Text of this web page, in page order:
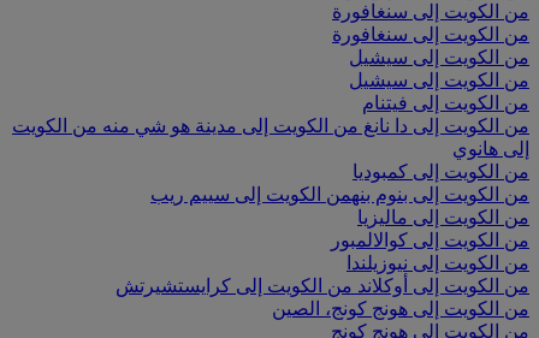
من الكويت إلى سنغافورة
من الكويت إلى سنغافورة
من الكويت إلى سيشيل
من الكويت إلى سيشيل
من الكويت إلى فيتنام
من الكويت إلى دا نانغ من الكويت إلى مدينة هو شي منه من الكويت
إلى هانوي
من الكويت إلى كمبوديا
من الكويت إلى بنوم بنهمن الكويت إلى سييم ريب
من الكويت إلى ماليزيا
من الكويت إلى كوالالمبور
من الكويت إلى نيوزيلندا
من الكويت إلى أوكلاند من الكويت إلى كرايستشيرتش
من الكويت إلى هونج كونج، الصين
من الكويت إلى هونج كونج